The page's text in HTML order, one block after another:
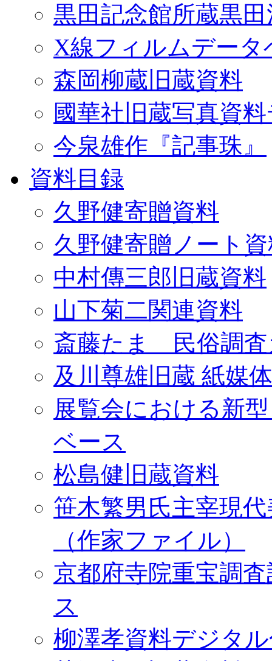
黒田記念館所蔵黒
X線フィルムデータ
森岡柳蔵旧蔵資料
國華社旧蔵写真資
今泉雄作『記事珠』
資料目録
久野健寄贈資料
久野健寄贈ノート
中村傳三郎旧蔵資料
山下菊二関連資料
斎藤たま 民俗調査
及川尊雄旧蔵 紙媒
展覧会における新
ベース
松島健旧蔵資料
笹木繁男氏主宰現
（作家ファイル）
京都府寺院重宝調
ス
柳澤孝資料デジタ